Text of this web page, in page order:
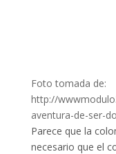
Foto tomada de: ​
http://
aventura-de-ser-
Parece que la
necesario que el